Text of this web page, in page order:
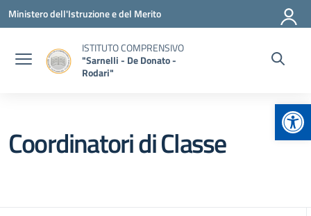
Vai ai contenuti
Vai al menu di navigazione
Vai al footer
Ministero dell'Istruzione e del Merito
ISTITUTO COMPRENSIVO
"Sarnelli - De Donato -
Rodari"
Coordinatori di Classe